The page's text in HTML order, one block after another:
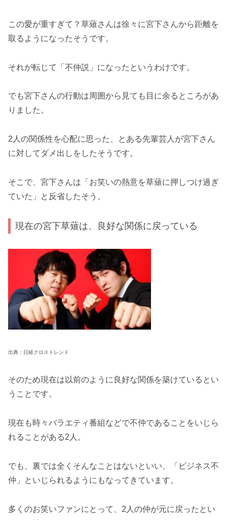
この愛が重すぎて？草薙さんは徐々に宮下さんから距離を
取るようになったそうです。
それが転じて「不仲説」になったというわけです。
でも宮下さんの行動は周囲から見ても目に余るところがあ
りました。
2人の関係性を心配に思った、とある先輩芸人が宮下さん
に対してダメ出しをしたそうです。
そこで、宮下さんは「お笑いの熱意を草薙に押しつけ過ぎ
ていた」と反省したそう。
現在の宮下草薙は、良好な関係に戻っている
出典：日経クロストレンド
そのため現在は以前のように良好な関係を築けているとい
うことです。
現在も時々バラエティ番組などで不仲であることをいじら
れることがある2人。
でも、裏では全くそんなことはないといい、「ビジネス不
仲」といじられるようにもなってきています。
多くのお笑いファンにとって、2人の仲が元に戻ったとい